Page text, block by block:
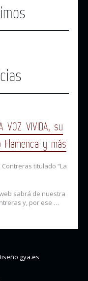
VIVIDA, su
y más
titulado “La
sabrá de nuestra
y, por ese …
gya.es